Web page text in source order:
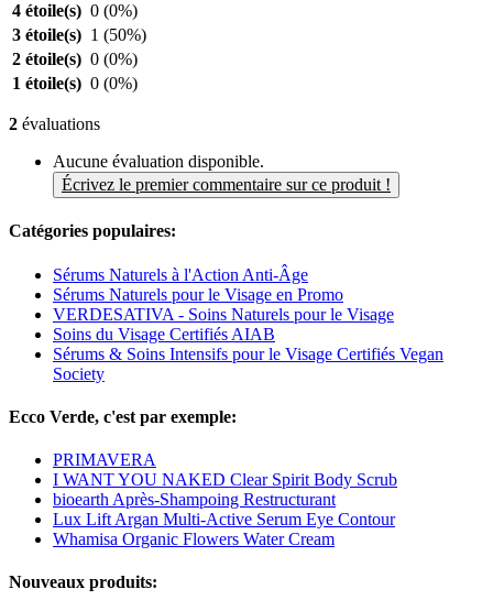
4 étoile(s) 0 (0%)
3 étoile(s) 1 (50%)
2 étoile(s) 0 (0%)
1 étoile(s) 0 (0%)
2 évaluations
Aucune évaluation disponible.
Écrivez le premier commentaire sur ce produit !
Catégories populaires:
Sérums Naturels à l'Action Anti-Âge
Sérums Naturels pour le Visage en Promo
VERDESATIVA - Soins Naturels pour le Visage
Soins du Visage Certifiés AIAB
Sérums & Soins Intensifs pour le Visage Certifiés Vegan
Society
Ecco Verde, c'est par exemple:
PRIMAVERA
I WANT YOU NAKED Clear Spirit Body Scrub
bioearth Après-Shampoing Restructurant
Lux Lift Argan Multi-Active Serum Eye Contour
Whamisa Organic Flowers Water Cream
Nouveaux produits: